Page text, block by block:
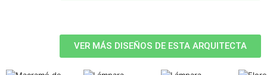
VER MÁS DISEÑOS DE ESTA ARQUITECTA